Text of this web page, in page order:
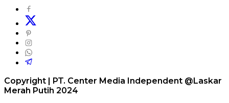
Copyright | PT. Center Media Independent @Laskar
Merah Putih 2024